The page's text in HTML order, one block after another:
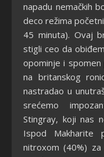
napadu nemačkih
deco režima
45 minuta). Ovaj
stigli ceo da
opominje i spomen
na britanskog
nastradao u
srećemo
Stingray, koji nas
Ispod Makharite
nitroxom (40%) za